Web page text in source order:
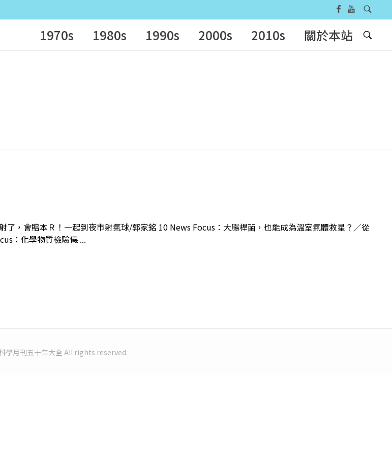
1970s 1980s 1990s 2000s 2010s 關於本站
，會賠本Ｒ！一起到夜市射氣球/郭家銘 10 News Focus：大腸桿菌，也能成為溫室氣體救星？／從
：化學物質檢驗儀 ...
學月刊五十年大全 All rights reserved.